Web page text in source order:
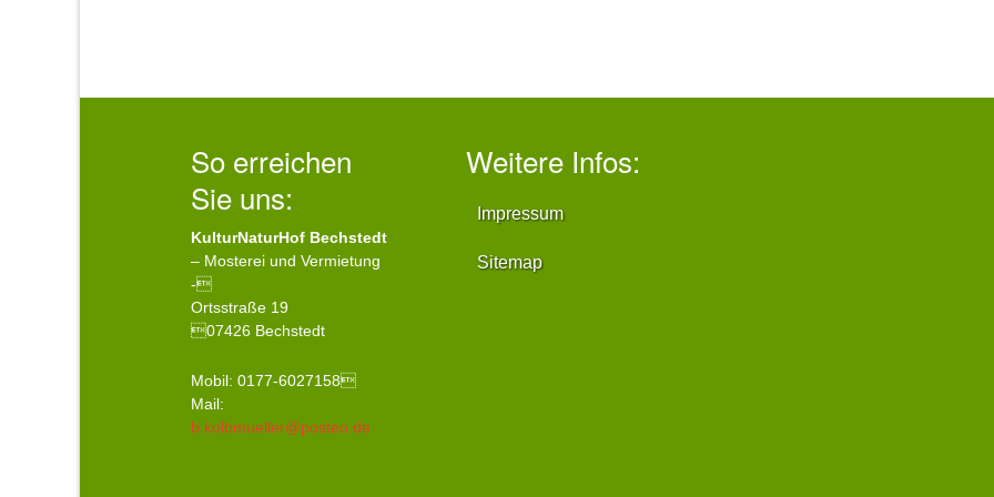
So erreichen
Sie uns:
KulturNaturHof Bechstedt
– Mosterei und Vermietung
-
Ortsstraße 19
07426 Bechstedt
Mobil: 0177-6027158
Mail:
b.kolbmueller@posteo.de
Weitere Infos:
Impressum
Sitemap